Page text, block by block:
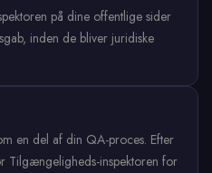
på dine offentlige sider
inden de bliver juridiske
en del af din QA-proces. Efter
Tilgængeligheds-inspektoren for